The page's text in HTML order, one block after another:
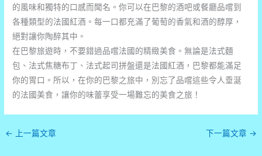
的風味和獨特的口感而聞名。你可以在巴黎的酒吧或餐廳品嚐到
各種類型的法國紅酒。每一口都充滿了葡萄的香氣和酒的醇厚，
絕對讓你陶醉其中。
在巴黎旅遊時，不要錯過品嚐法國的精緻美食。無論是法式麵
包、法式焦糖布丁、法式起司拼盤還是法國紅酒，巴黎都能滿足
你的胃口。所以，在你的巴黎之旅中，別忘了品嚐這些令人垂涎
的法國美食，讓你的味蕾享受一場難忘的美食之旅！
← 上一篇文章 下一篇文章 →